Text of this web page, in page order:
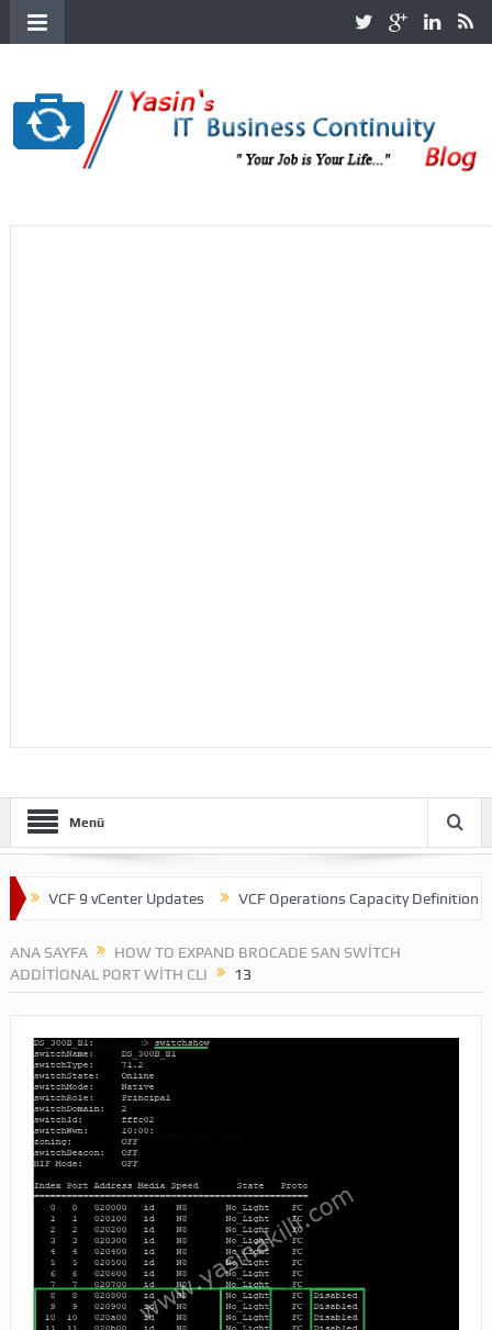
Menü
VCF 9 vCenter Updates VCF Operations Capacity Definitions
ANA SAYFA
HOW TO EXPAND BROCADE SAN SWITCH
ADDITIONAL PORT WITH CLI
13